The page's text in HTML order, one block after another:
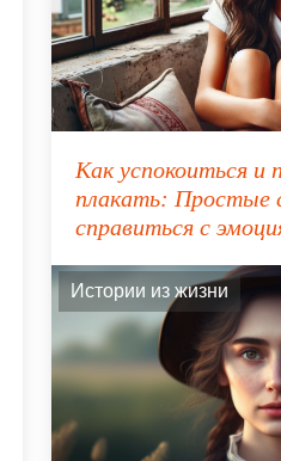
Как успокоиться и
плакать: Простые
справиться с
Истории из жизни